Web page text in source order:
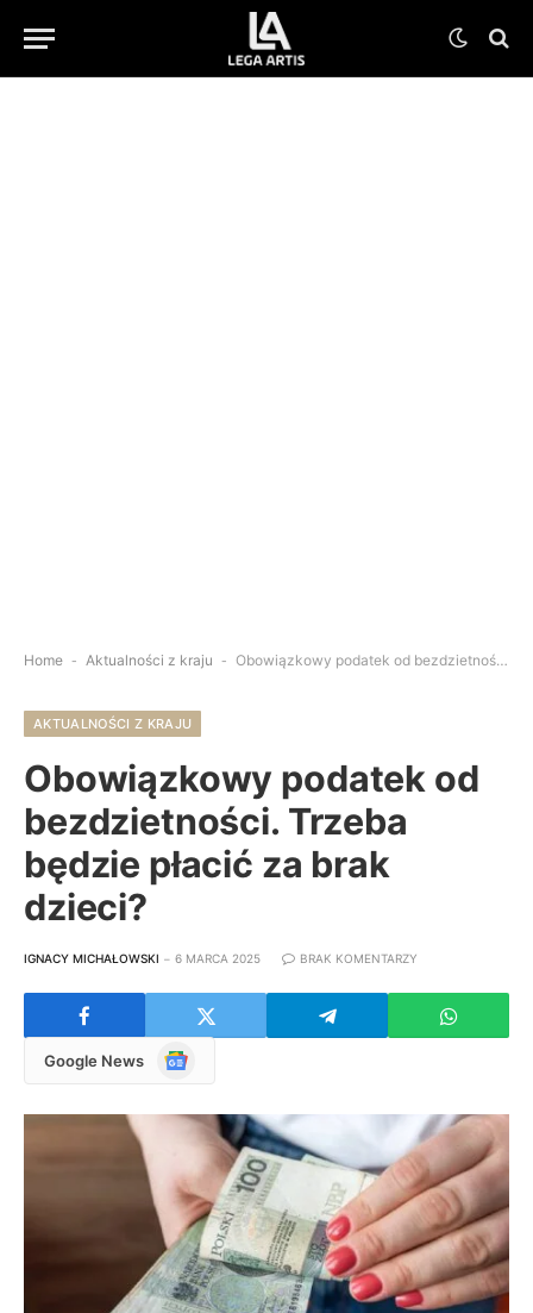
Home - Aktualności z kraju - Obowiązkowy podatek od bezdzietności. Trzeba będzie płacić za brak dzieci?
AKTUALNOŚCI Z KRAJU
Obowiązkowy podatek od
bezdzietności. Trzeba
będzie płacić za brak
dzieci?
IGNACY MICHAŁOWSKI 6 MARCA 2025 BRAK KOMENTARZY
Google News
Google